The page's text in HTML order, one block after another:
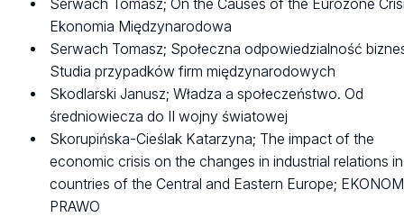
Serwach Tomasz; On the Causes of the Eurozone
Ekonomia Międzynarodowa
Serwach Tomasz; Społeczna odpowiedzialność
Studia przypadków firm międzynarodowych
Skodlarski Janusz; Władza a społeczeństwo. Od
średniowiecza do II wojny światowej
Skorupińska-Cieślak Katarzyna; The impact of the
economic crisis on the changes in industrial relations in
countries of the Central and Eastern Europe;
PRAWO